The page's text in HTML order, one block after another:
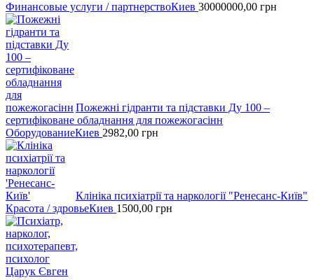
Финансовые услуги / партнерствоКиев 30000000,00 грн
Пожежні гідранти тa підставки Ду 100 –
сертифіковане обладнання для пожежогасінн
ОборудованиеКиев 2982,00 грн
Клініка психіатрії та наркології "Ренесанс-Київ"
Красота / здровьеКиев 1500,00 грн